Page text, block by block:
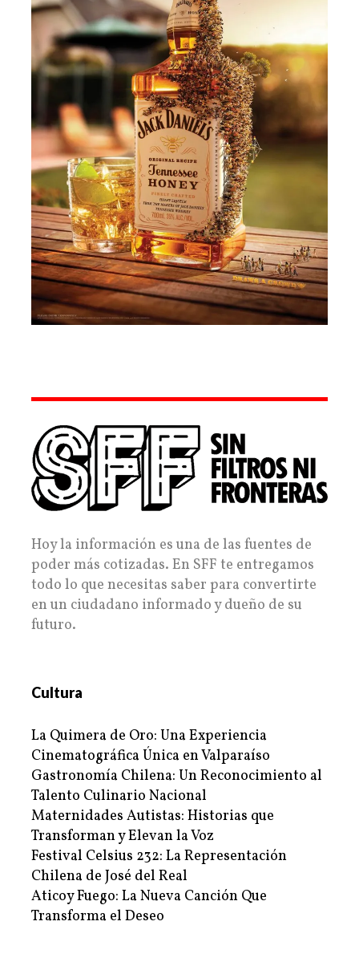
Hoy la información es una de las fuentes de
poder más cotizadas. En SFF te entregamos
todo lo que necesitas saber para convertirte
en un ciudadano informado y dueño de su
futuro.
Cultura
La Quimera de Oro: Una Experiencia
Cinematográfica Única en Valparaíso
Gastronomía Chilena: Un Reconocimiento al
Talento Culinario Nacional
Maternidades Autistas: Historias que
Transforman y Elevan la Voz
Festival Celsius 232: La Representación
Chilena de José del Real
Aticoy Fuego: La Nueva Canción Que
Transforma el Deseo